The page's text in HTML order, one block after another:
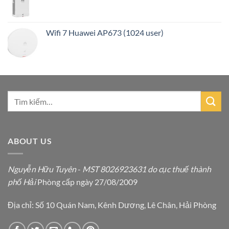
Wifi 7 Huawei AP673 (1024 user)
ABOUT US
Nguyễn Hữu Tuyên- MST 8026923631 do cục thuế thành
phố HảiPhòng cấp ngày 27/08/2009
Địa chỉ: Số 10 Quán Nam, Kênh Dương, Lê Chân, Hải Phòng